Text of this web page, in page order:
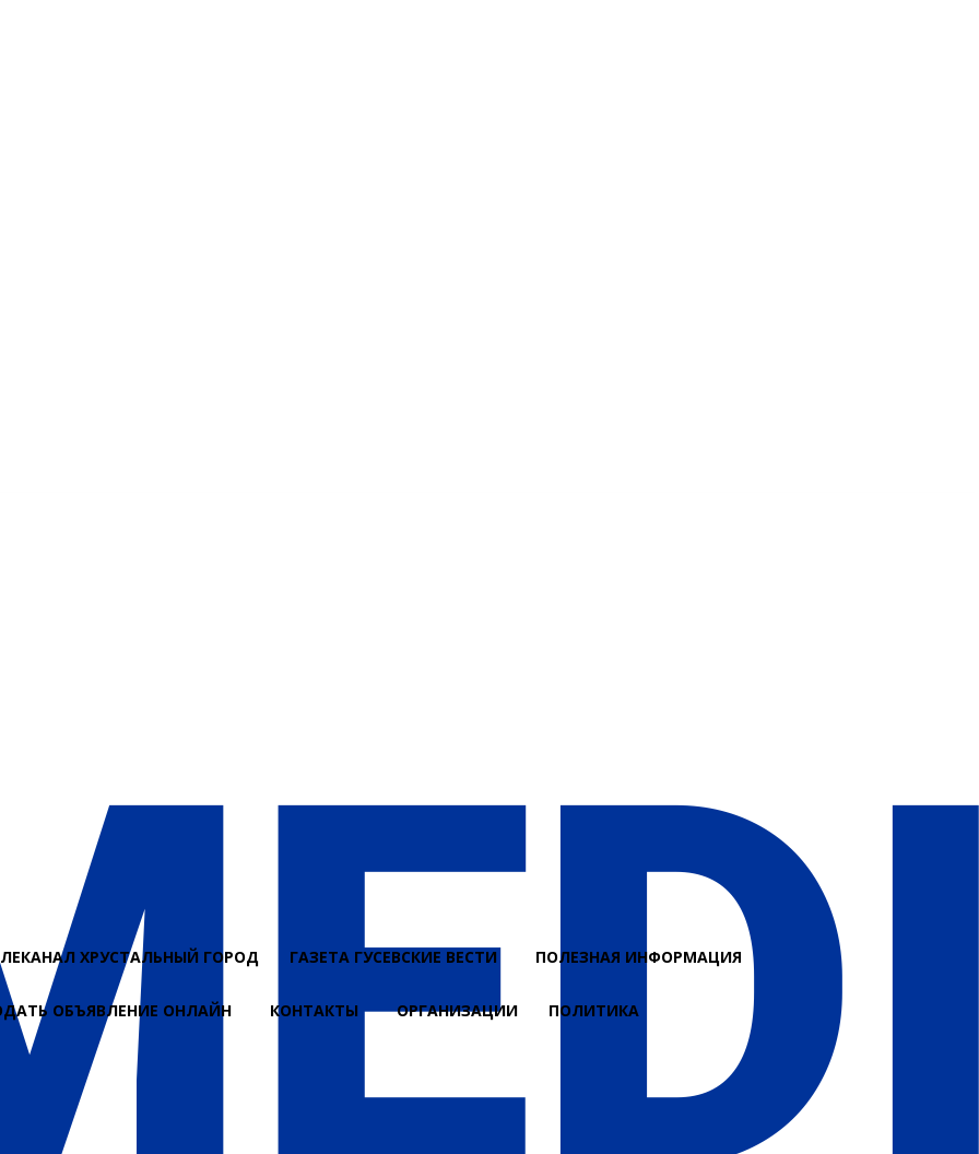
ХРУСТАЛЬНЫЙ ГОРОД ГАЗЕТА ГУСЕВСКИЕ ВЕСТИ ПОЛЕЗНАЯ ИНФОРМАЦИЯ
ОБЪЯВЛЕНИЕ ОНЛАЙН КОНТАКТЫ ОРГАНИЗАЦИИ ПОЛИТИКА